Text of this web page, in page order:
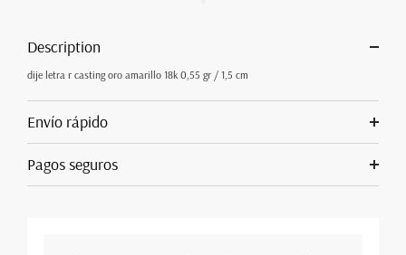
Description
dije letra r casting oro amarillo 18k 0,55 gr / 1,5 cm
Envío rápido
Pagos seguros